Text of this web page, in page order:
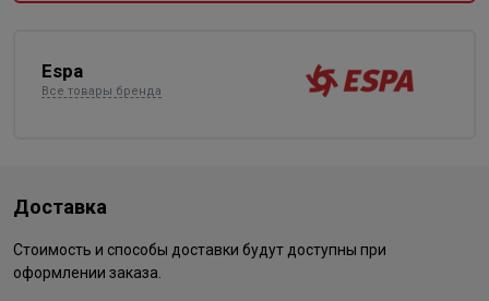
Espa
Все товары бренда
Доставка
Стоимость и способы доставки будут доступны при
оформлении заказа.